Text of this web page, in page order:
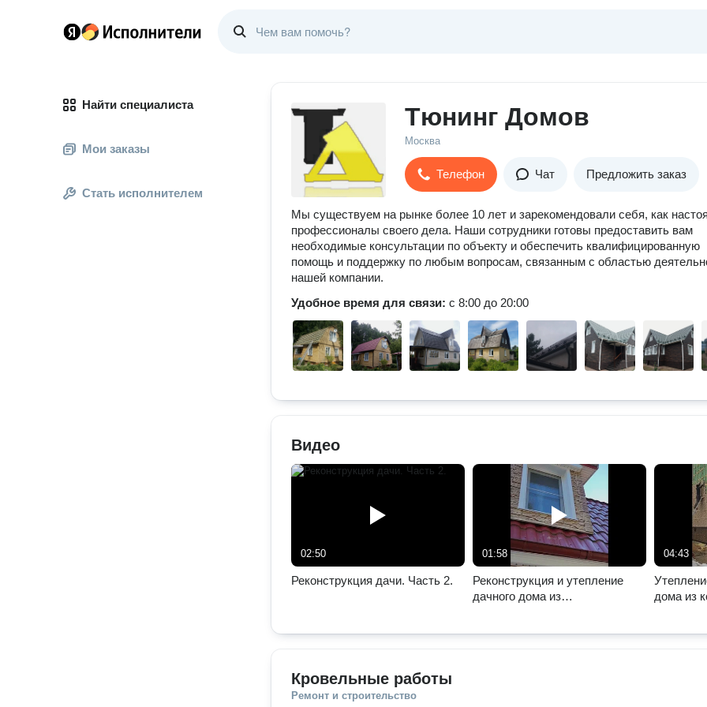
Найти специалиста
Мои заказы
Стать исполнителем
Тюнинг Домов
Москва
Телефон Чат Предложить заказ
Мы существуем на рынке более 10 лет и зарекомендовали себя, как
профессионалы своего дела. Наши сотрудники готовы предоставить вам
необходимые консультации по объекту и обеспечить квалифицированную
помощь и поддержку по любым вопросам, связанным с областью
нашей компании.
Удобное время для связи: с 8:00 до 20:00
Видео
02:50
Реконструкция дачи. Часть 2.
01:58
Реконструкция и утепление
дачного дома из
04:43
дома из
Кровельные работы
Ремонт и строительство